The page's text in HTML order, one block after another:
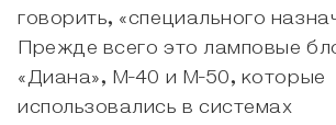
говорить, «специального
Прежде всего это ламповые
«Диана», М-40 и М-50, которые
использовались в системах